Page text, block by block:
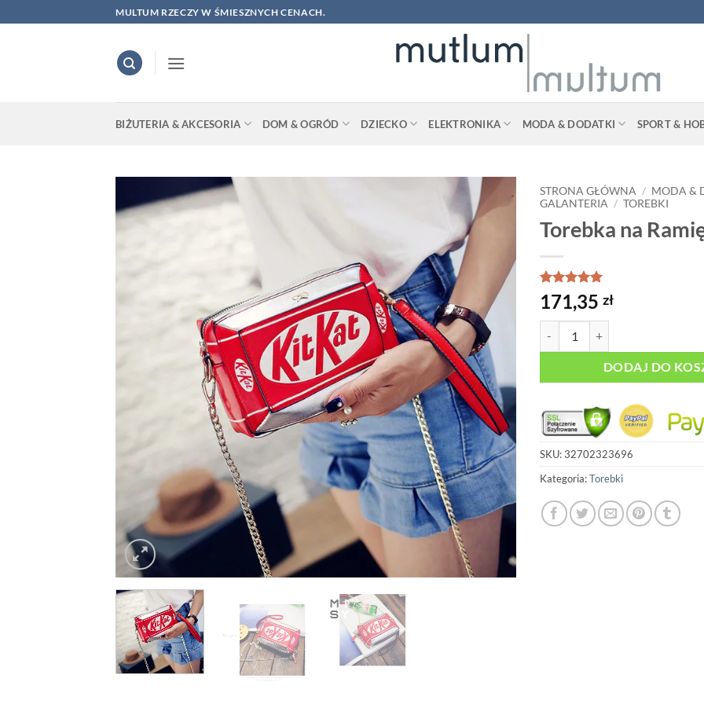
to
MULTUM RZECZY W ŚMIESZNYCH CENACH.
BIŻUTERIA & AKCESORIA DOM & OGRÓD DZIECKO ELEKTRONIKA MODA & DODATKI SPORT &
STRONA GŁÓWNA / MODA &
GALANTERIA / TOREBKI
Torebka na
Oceniony5
na 5 na
podstawie
2
171,35 zł
DODAJ DO
SKU:32702323696
Kategoria:Torebki